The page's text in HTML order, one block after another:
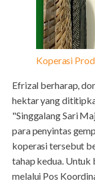
Koperasi
Efrizal berharap,
hektar yang
"Singgalang Sari
para penyintas
koperasi tersebut
tahap kedua. Untuk
melalui Pos